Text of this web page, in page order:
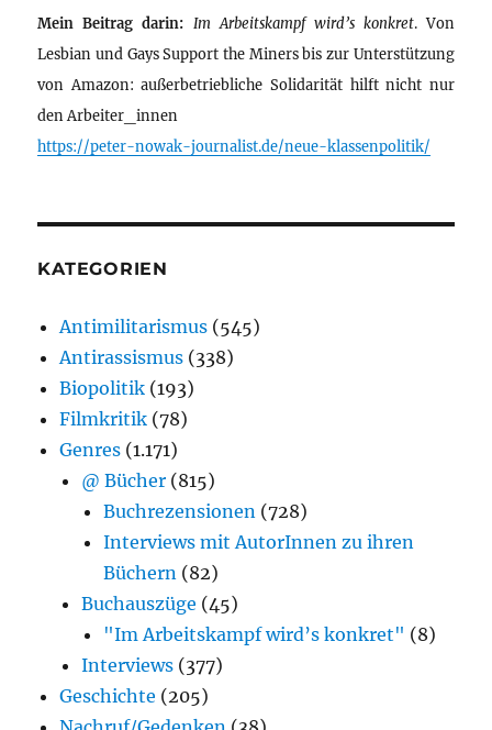
Mein Beitrag darin: Im Arbeitskampf wird’s konkret. Von
Lesbian und Gays Support the Miners bis zur Unterstützung
von Amazon: außerbetriebliche Solidarität hilft nicht nur
den Arbeiter_innen
https://peter-nowak-journalist.de/neue-klassenpolitik/
KATEGORIEN
Antimilitarismus (545)
Antirassismus (338)
Biopolitik (193)
Filmkritik (78)
Genres (1.171)
@ Bücher (815)
Buchrezensionen (728)
Interviews mit AutorInnen zu ihren
Büchern (82)
Buchauszüge (45)
"Im Arbeitskampf wird’s konkret" (8)
Interviews (377)
Geschichte (205)